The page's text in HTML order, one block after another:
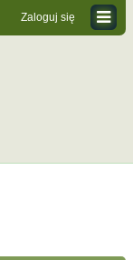
Zaloguj się